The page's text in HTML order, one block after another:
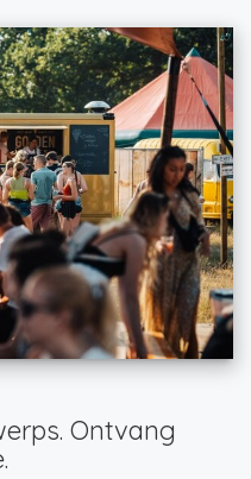
Ontvang